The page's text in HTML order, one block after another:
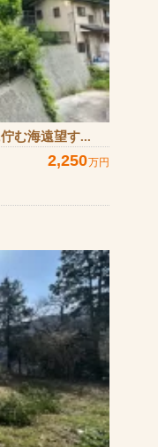
む海遠望す...
2,250万円